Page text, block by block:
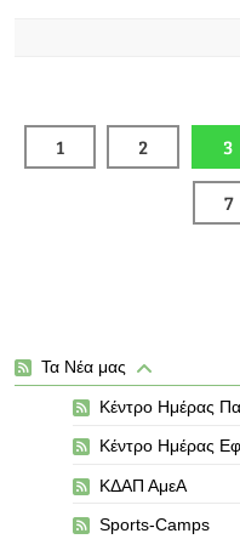
1 2 3
7
Τα Νέα μας
Κέντρο Ημέρας
Κέντρο Ημέρας
ΚΔΑΠ ΑμεΑ
Sports-Camps